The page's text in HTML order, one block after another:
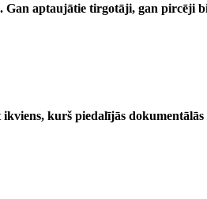
Gan aptaujātie tirgotāji, gan pircēji
kurš piedalījās dokumentālās